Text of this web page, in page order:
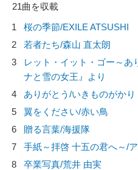
21曲を収載
1
桜の季節/EXILE ATSUSHI
2
若者たち/森山 直太朗
3
レット・イット・ゴー～あ
ナと雪の女王』より
4
ありがとう/いきものがかり
5
翼をください/赤い鳥
6
贈る言葉/海援隊
7
手紙～拝啓 十五の君へ～/
8
卒業写真/荒井 由実